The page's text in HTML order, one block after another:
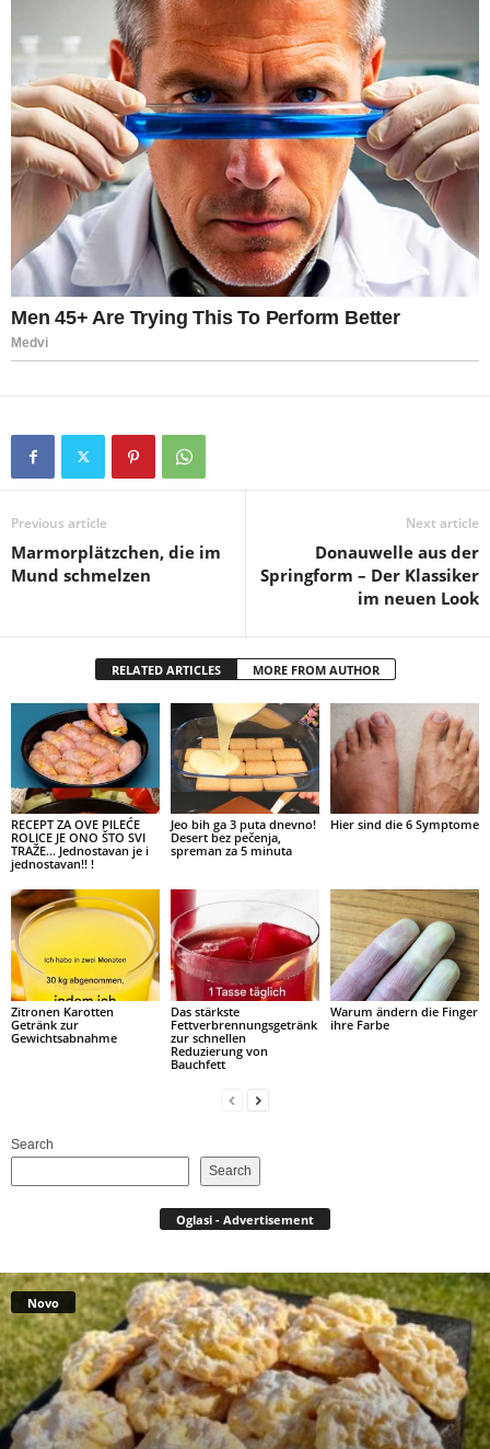
Previous article
Marmorplätzchen, die im
Mund schmelzen
Next article
Donauwelle aus der
Springform – Der Klassiker
im neuen Look
RELATED ARTICLES MORE FROM AUTHOR
RECEPT ZA OVE PILEĆE
ROLICE JE ONO ŠTO SVI
TRAŽE… Jednostavan je i
jednostavan!! !
Jeo bih ga 3 puta dnevno!
Desert bez pečenja,
spreman za 5 minuta
Hier sind die 6 Symptome
Zitronen Karotten
Getränk zur
Gewichtsabnahme
Das stärkste
Fettverbrennungsgetränk
zur schnellen
Reduzierung von
Bauchfett
Warum ändern die Finger
ihre Farbe
Search
Search
Oglasi - Advertisement
Novo